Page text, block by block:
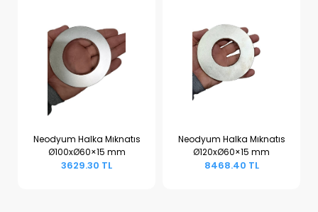
Sepete Ekle
Neodyum Halka Mıknatıs
Ø100xØ60×15 mm
3629.30 TL
Sepete Ekle
Neodyum Halka Mıknatıs
Ø120xØ60×15 mm
8468.40 TL